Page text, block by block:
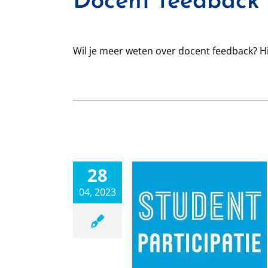
Wil je meer weten over docent feedback?
28
04, 2023
Studentparticipatie:
vragenlijst